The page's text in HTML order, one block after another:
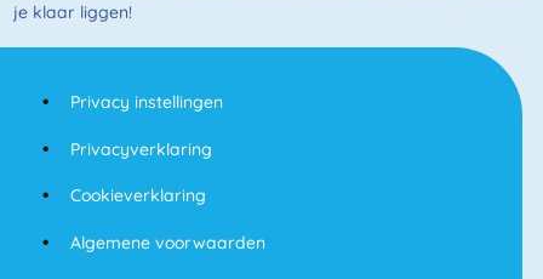
je klaar liggen!
Privacy instellingen
Privacyverklaring
Cookieverklaring
Algemene voorwaarden